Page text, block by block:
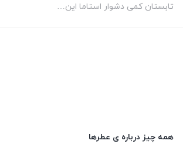
تابستان کمی دشوار استاما این…
همه چیز درباره ی عطرها